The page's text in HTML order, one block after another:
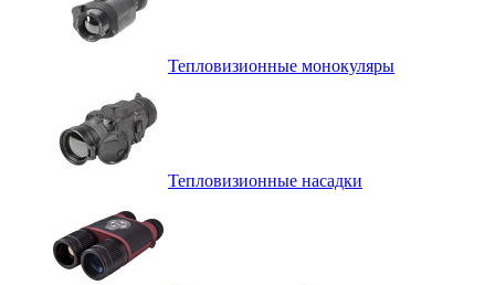
Тепловизионные монокуляры
Тепловизионные насадки